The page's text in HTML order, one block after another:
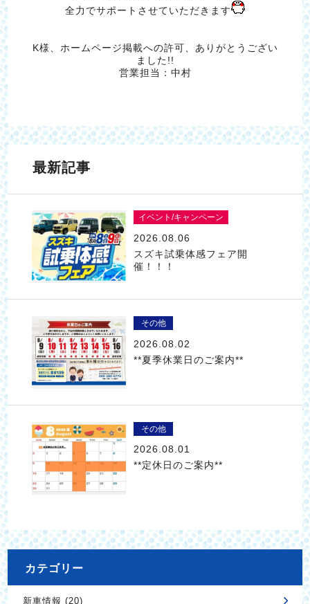
全力でサポートさせていただきます
K様、ホームページ掲載への許可、ありがとうござい
ました!!
営業担当：中村
最新記事
イベント/キャンペーン
2026.08.06
スズキ試乗体感フェア開
催！！！
その他
2026.08.02
**夏季休業日のご案内**
その他
2026.08.01
**定休日のご案内**
カテゴリー
新車情報 (20)